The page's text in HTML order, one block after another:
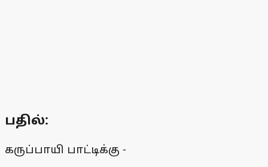
பதில்:
கருப்பாயி பாட்டிக்கு -